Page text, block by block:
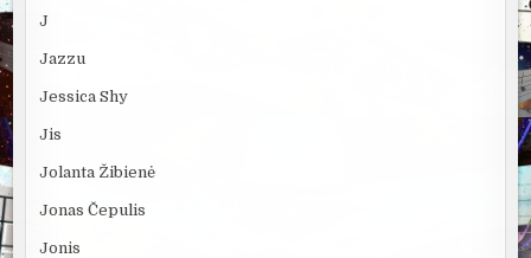
J
Jazzu
Jessica Shy
Jis
Jolanta Žibienė
Jonas Čepulis
Jonis